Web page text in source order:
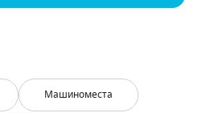
Машиноместа